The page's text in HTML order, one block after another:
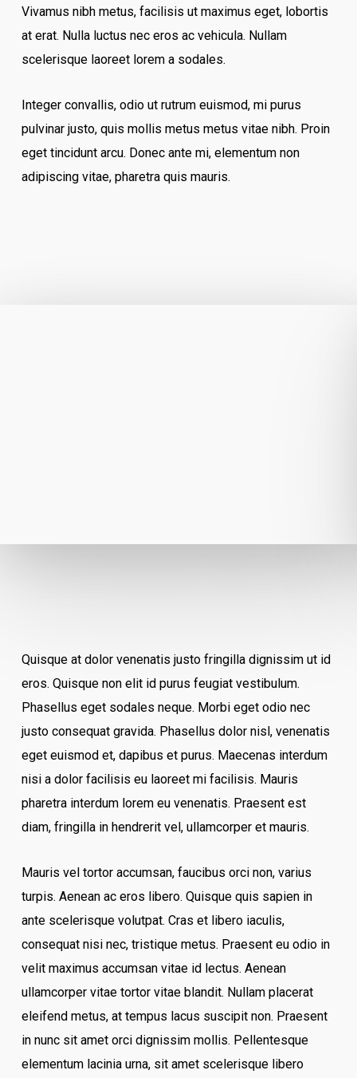
Vivamus nibh metus, facilisis ut maximus eget, lobortis
at erat. Nulla luctus nec eros ac vehicula. Nullam
scelerisque laoreet lorem a sodales.
Integer convallis, odio ut rutrum euismod, mi purus
pulvinar justo, quis mollis metus metus vitae nibh. Proin
eget tincidunt arcu. Donec ante mi, elementum non
adipiscing vitae, pharetra quis mauris.
Quisque at dolor venenatis justo fringilla dignissim ut id
eros. Quisque non elit id purus feugiat vestibulum.
Phasellus eget sodales neque. Morbi eget odio nec
justo consequat gravida. Phasellus dolor nisl, venenatis
eget euismod et, dapibus et purus. Maecenas interdum
nisi a dolor facilisis eu laoreet mi facilisis. Mauris
pharetra interdum lorem eu venenatis. Praesent est
diam, fringilla in hendrerit vel, ullamcorper et mauris.
Mauris vel tortor accumsan, faucibus orci non, varius
turpis. Aenean ac eros libero. Quisque quis sapien in
ante scelerisque volutpat. Cras et libero iaculis,
consequat nisi nec, tristique metus. Praesent eu odio in
velit maximus accumsan vitae id lectus. Aenean
ullamcorper vitae tortor vitae blandit. Nullam placerat
eleifend metus, at tempus lacus suscipit non. Praesent
in nunc sit amet orci dignissim mollis. Pellentesque
elementum lacinia urna, sit amet scelerisque libero